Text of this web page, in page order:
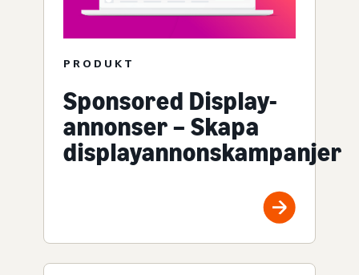
PRODUKT
Sponsored Display-
annonser – Skapa
displayannonskampanjer